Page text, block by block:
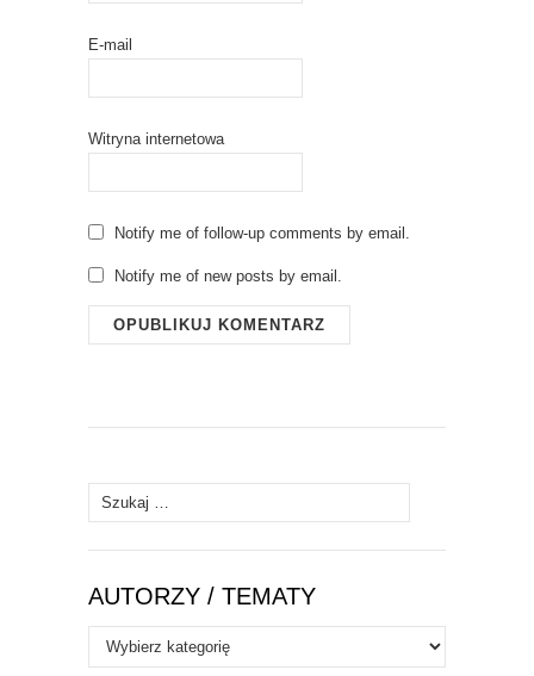
E-mail
Witryna internetowa
Notify me of follow-up comments by email.
Notify me of new posts by email.
Szukaj:
AUTORZY / TEMATY
Autorzy
/